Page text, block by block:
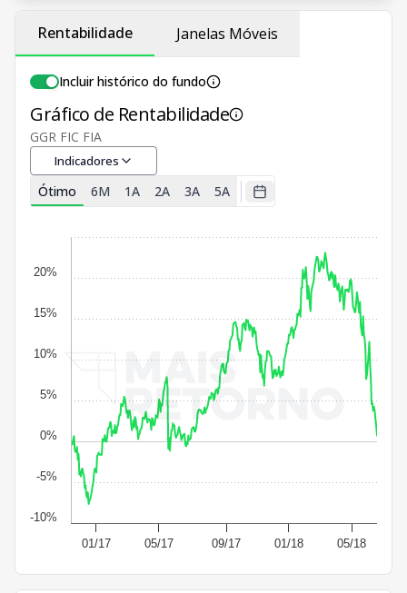
Rentabilidade Janelas Móveis
Incluir histórico do fundo
Gráfico de Rentabilidade
GGR FIC FIA
Indicadores
Ótimo 6M 1A 2A 3A 5A
01/17 05/17 09/17 01/18 05/18
-10%
-5%
0%
5%
10%
15%
20%